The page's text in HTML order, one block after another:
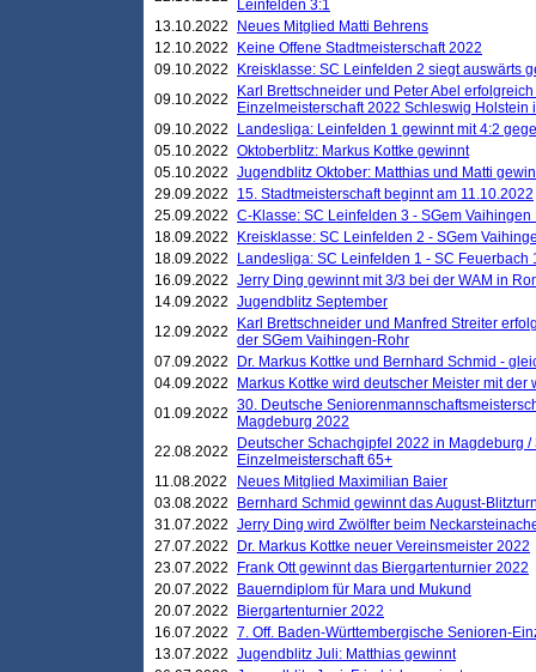
Leinfelden 3:1
13.10.2022
Neues Mitglied Matti Behrens
12.10.2022
Keine Offene Stadtmeisterschaft 2022
09.10.2022
Kreisklasse: SC Leinfelden 2 siegt auswärts
09.10.2022
Karl Brettschneider und Peter Abel
Einzelmeisterschaft 2022 Schleswig Holstein
09.10.2022
Landesliga: Leinfelden 1 gewinnt mit 4:2
05.10.2022 Oktoberblitz: Markus Kottke gewinnt
05.10.2022 Jugendblitz Oktober: Matthias und Matti
29.09.2022
15. Stadtmeisterschaft beginnt am 11.10.2022
25.09.2022 C-Klasse: SC Leinfelden 3 - SGem Vaihingen
18.09.2022
Kreisklasse: SC Leinfelden 2 - SGem
18.09.2022
Landesliga: SC Leinfelden 1 - SC Feuerbach
16.09.2022 Jerry Ding gewinnt mit 3/3 bei der WAM in
14.09.2022 Jugendblitz September
12.09.2022
Karl Brettschneider und Manfred Streiter
der SGem Vaihingen-Rohr
07.09.2022
Dr. Markus Kottke und Bernhard Schmid -
04.09.2022
Markus Kottke wird deutscher Meister mit
01.09.2022 30. Deutsche
Magdeburg 2022
22.08.2022
Deutscher Schachgipfel 2022 in Magdeburg
Einzelmeisterschaft 65+
11.08.2022
Neues Mitglied Maximilian Baier
03.08.2022
Bernhard Schmid gewinnt das August-
31.07.2022 Jerry Ding wird Zwölfter beim
27.07.2022
Dr. Markus Kottke neuer Vereinsmeister 2022
23.07.2022
Frank Ott gewinnt das Biergartenturnier 2022
20.07.2022
Bauerndiplom für Mara und Mukund
20.07.2022
Biergartenturnier 2022
16.07.2022 7. Off. Baden-Württembergische Senioren-
13.07.2022 Jugendblitz Juli: Matthias gewinnt